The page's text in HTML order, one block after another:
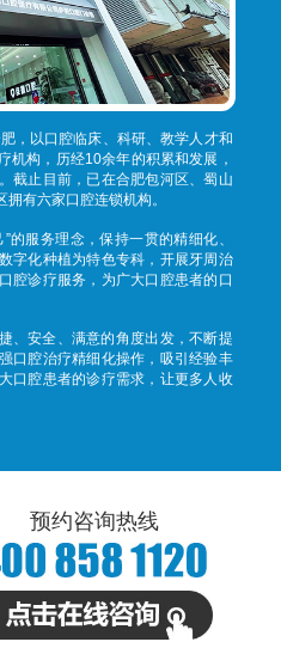
，以口腔临床、科研、教学人才和
机构，历经10余年的积累和发展，
截止目前，已在合肥包河区、蜀山
有六家口腔连锁机构。
的服务理念，保持一贯的精细化、
字化种植为特色专科，开展牙周治
腔诊疗服务，为广大口腔患者的口
、安全、满意的角度出发，不断提
口腔治疗精细化操作，吸引经验丰
口腔患者的诊疗需求，让更多人收
预约咨询热线